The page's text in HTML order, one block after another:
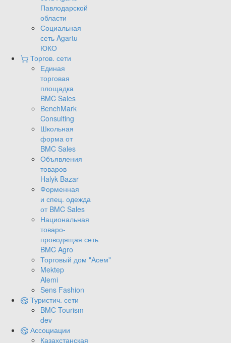
Павлодарской
области
Социальная
сеть Agartu
ЮКО
Торгов. сети
Единая
торговая
площадка
BMC Sales
BenchMark
Consulting
Школьная
форма от
BMC Sales
Объявления
товаров
Halyk Bazar
Форменная
и спец. одежда
от BMC Sales
Национальная
товаро-
проводящая сеть
BMC Agro
Торговый дом "Асем"
Mektep
Alemi
Sens Fashion
Туристич. сети
BMC Tourism
dev
Ассоциации
Казахстанская